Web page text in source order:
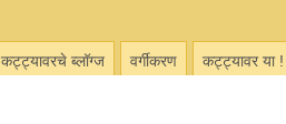
कट्ट्यावरचे ब्लॉग्ज वर्गीकरण कट्ट्यावर या !